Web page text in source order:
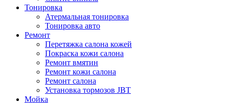
Тонировка
Атермальная тонировка
Тонировка авто
Ремонт
Перетяжка салона кожей
Покраска кожи салона
Ремонт вмятин
Ремонт кожи салона
Ремонт салона
Установка тормозов JBT
Мойка